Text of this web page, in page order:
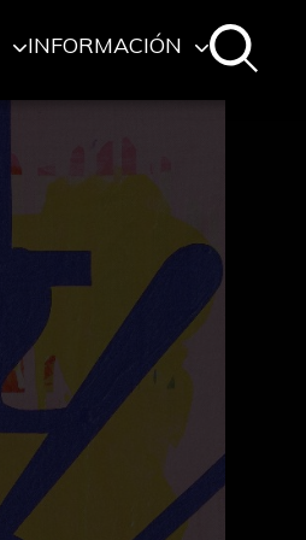
INFORMACIÓN